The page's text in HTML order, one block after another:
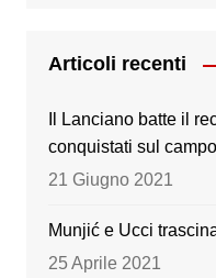
e
b
o
o
er gr
a
m
Articoli recenti
Il Lanciano batte il
conquistati sul campo
21 Giugno 2021
Munjić e Ucci
25 Aprile 2021